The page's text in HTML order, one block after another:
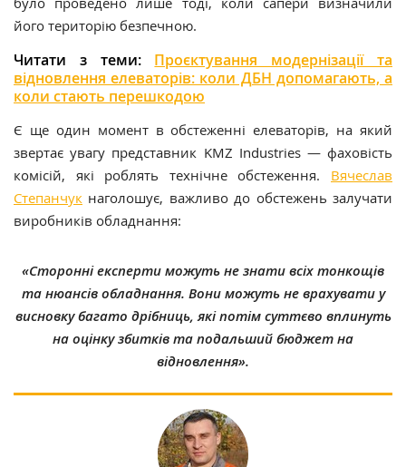
його територію безпечною.
Читати з теми: Проєктування модернізації та
відновлення елеваторів: коли ДБН допомагають, а
коли стають перешкодою
Є ще один момент в обстеженні елеваторів, на який
звертає увагу представник KMZ Industries — фаховість
комісій, які роблять технічне обстеження. Вячеслав
Степанчук наголошує, важливо до обстежень залучати
виробників обладнання:
«Сторонні експерти можуть не знати всіх тонкощів
та нюансів обладнання. Вони можуть не врахувати у
висновку багато дрібниць, які потім суттєво вплинуть
на оцінку збитків та подальший бюджет на
відновлення».